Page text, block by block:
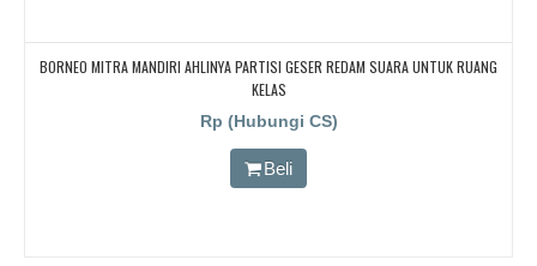
BORNEO MITRA MANDIRI AHLINYA PARTISI GESER REDAM SUARA UNTUK RUANG
KELAS
Rp (Hubungi CS)
Beli